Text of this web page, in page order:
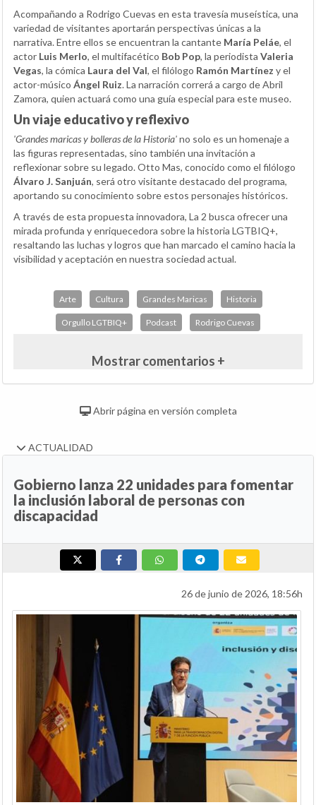
Acompañando a Rodrigo Cuevas en esta travesía museística, una
variedad de visitantes aportarán perspectivas únicas a la
narrativa. Entre ellos se encuentran la cantante María Peláe, el
actor Luis Merlo, el multifacético Bob Pop, la periodista Valeria
Vegas, la cómica Laura del Val, el filólogo Ramón Martínez y el
actor-músico Ángel Ruiz. La narración correrá a cargo de Abril
Zamora, quien actuará como una guía especial para este museo.
Un viaje educativo y reflexivo
'Grandes maricas y bolleras de la Historia'no solo es un homenaje a
las figuras representadas, sino también una invitación a
reflexionar sobre su legado. Otto Mas, conocido como el filólogo
Álvaro J. Sanjuán, será otro visitante destacado del programa,
aportando su conocimiento sobre estos personajes históricos.
A través de esta propuesta innovadora, La 2 busca ofrecer una
mirada profunda y enriquecedora sobre la historia LGTBIQ+,
resaltando las luchas y logros que han marcado el camino hacia la
visibilidad y aceptación en nuestra sociedad actual.
Arte Cultura Grandes Maricas Historia
Orgullo LGTBIQ+ Podcast Rodrigo Cuevas
Mostrar comentarios +
Abrir página en versión completa
ACTUALIDAD
Gobierno lanza 22 unidades para fomentar
la inclusión laboral de personas con
discapacidad
26 de junio de 2026, 18:56h